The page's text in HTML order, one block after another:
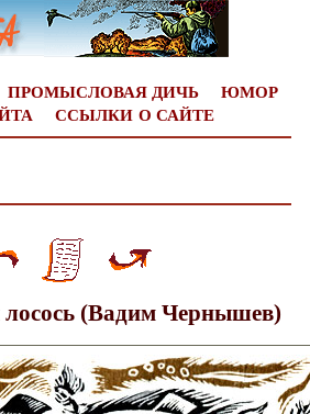
ПРОМЫСЛОВАЯ ДИЧЬ
ЮМОР
ССЫЛКИ О САЙТЕ
лосось (Вадим Чернышев)